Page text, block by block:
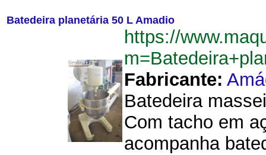
Batedeira planetária 50 L Amadio
https://
Fabricante:
Batedeira
Com tacho em
acompanha